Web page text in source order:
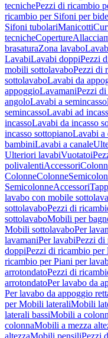
tecnichePezzi di ricambio
ricambio per Sifoni per
Sifoni tubolariManicotti
tecnicheCoperture
brasaturaZona lavabo
LavabiLavabi doppiPezzi
mobili sottolavaboPezzi di
sottolavaboLavabi da
appoggioLavamaniPezzi
angoloLavabi a semincasso
semincassoLavabi ad
incassoLavabi da incasso
incasso sottopianoLavabi a
bambiniLavabi a canale
Ulteriori lavabiVuotatoi
polivalentiAccessori
ColonneColonne
SemicolonneAccessori
lavabo con mobile
sottolavaboPezzi di
sottolavaboMobili per
Mobili sottolavaboPer
lavamaniPer lavabiPezzi di
doppiPezzi di ricambio per
ricambio per Piani per
arrotondatoPezzi di
arrotondatoPer lavabo da
Per lavabo da appoggio
per Mobili lateraliMobili
laterali bassiMobili a
colonnaMobili a mezza
altezzaMobili pensiliPezzi